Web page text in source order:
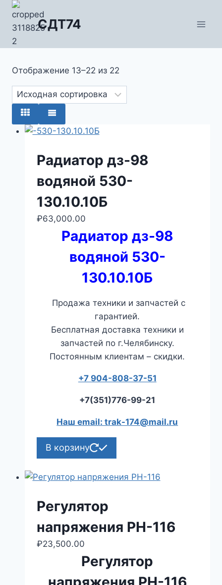
Перейти
содержимому
СДТ74
Отображение 13–22 из 22
Радиатор дз-98
водяной 530-
130.10.10Б
₽63,000.00
Радиатор дз-98
водяной 530-
130.10.10Б
Продажа техники и запчастей с
гарантией.
Бесплатная доставка техники и
запчастей по г.Челябинску.
Постоянным клиентам – скидки.
+7 904-808-37-51
+7(351)776-99-21
Наш email: trak-174@mail.ru
В корзину
Регулятор
напряжения РН-116
₽23,500.00
Регулятор